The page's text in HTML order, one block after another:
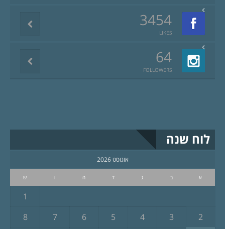
3454
LIKES
64
FOLLOWERS
לוח שנה
אוגוסט 2026
א ב ג ד ה ו ש
1
2
3
4
5
6
7
8